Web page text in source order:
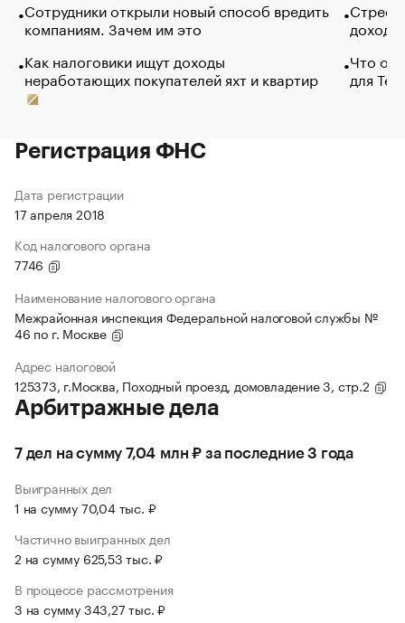
Сотрудники открыли новый способ вредить
компаниям. Зачем им это
Как налоговики ищут доходы
неработающих покупателей яхт и квартир
Что
для
Регистрация ФНС
Дата регистрации
17 апреля 2018
Код налогового органа
7746
Наименование налогового органа
Межрайонная инспекция Федеральной налоговой службы №
46 по г. Москве
Адрес налоговой
125373, г.Москва, Походный проезд, домовладение 3, стр.2
Арбитражные дела
7 дел на сумму 7,04 млн ₽ за последние 3 года
Выигранных дел
1 на сумму 70,04 тыс. ₽
Частично выигранных дел
2 на сумму 625,53 тыс. ₽
В процессе рассмотрения
3 на сумму 343,27 тыс. ₽